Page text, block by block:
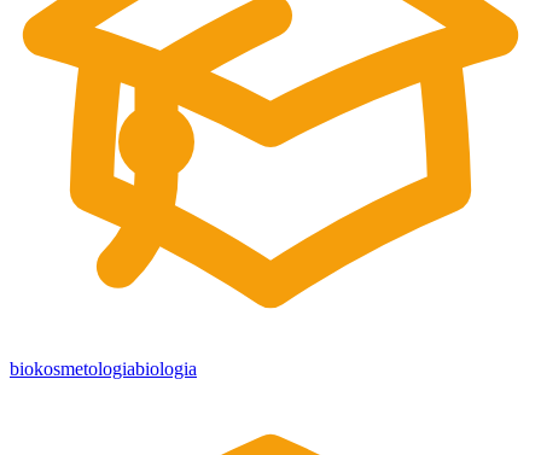
biokosmetologiabiologia